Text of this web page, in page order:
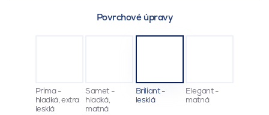
Povrchové úpravy
Prima -
hladká, extra
lesklá
Samet -
hladká,
matná
Briliant -
lesklá
Elegant -
matná